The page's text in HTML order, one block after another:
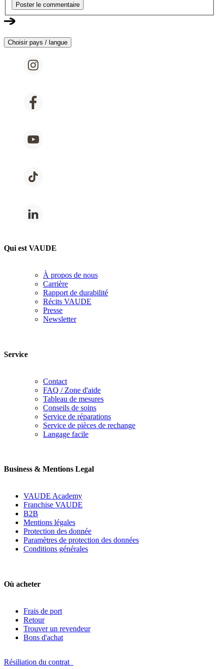
Poster le commentaire
Choisir pays / langue
Qui est VAUDE
À propos de nous
Carrière
Rapport de durabilité
Récits VAUDE
Presse
Newsletter
Service
Contact
FAQ / Zone d'aide
Tableau de mesures
Conseils de soins
Service de réparations
Service de pièces de rechange
Langage facile
Business & Mentions Legal
VAUDE Academy
Franchise VAUDE
B2B
Mentions légales
Protection des donnée
Paramètres de protection des données
Conditions générales
Où acheter
Frais de port
Retour
Trouver un revendeur
Bons d'achat
Résiliation du contrat